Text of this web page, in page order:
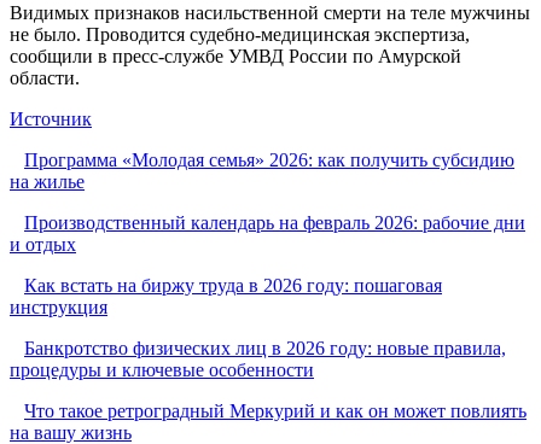
Видимых признаков насильственной смерти на теле мужчины
не было. Проводится судебно-медицинская экспертиза,
сообщили в пресс-службе УМВД России по Амурской
области.
Источник
Программа «Молодая семья» 2026: как получить субсидию
на жилье
Производственный календарь на февраль 2026: рабочие дни
и отдых
Как встать на биржу труда в 2026 году: пошаговая
инструкция
Банкротство физических лиц в 2026 году: новые правила,
процедуры и ключевые особенности
Что такое ретроградный Меркурий и как он может повлиять
на вашу жизнь